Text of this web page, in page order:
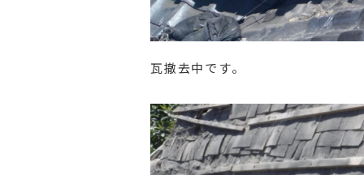
瓦撤去中です。